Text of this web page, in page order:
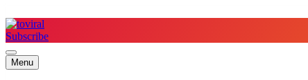
to
content
Subscribe
Menu